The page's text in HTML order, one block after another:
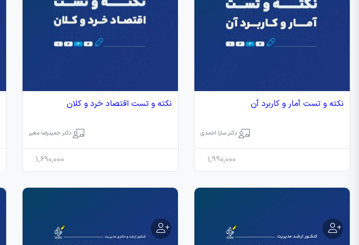
نکته‌ و تست آمار و کاربرد آن
دکتر سارا احمدی
1,990,000
نکته و تست اقتصاد خرد و کلان
دکتر حمیدرضا معیر
1,690,000